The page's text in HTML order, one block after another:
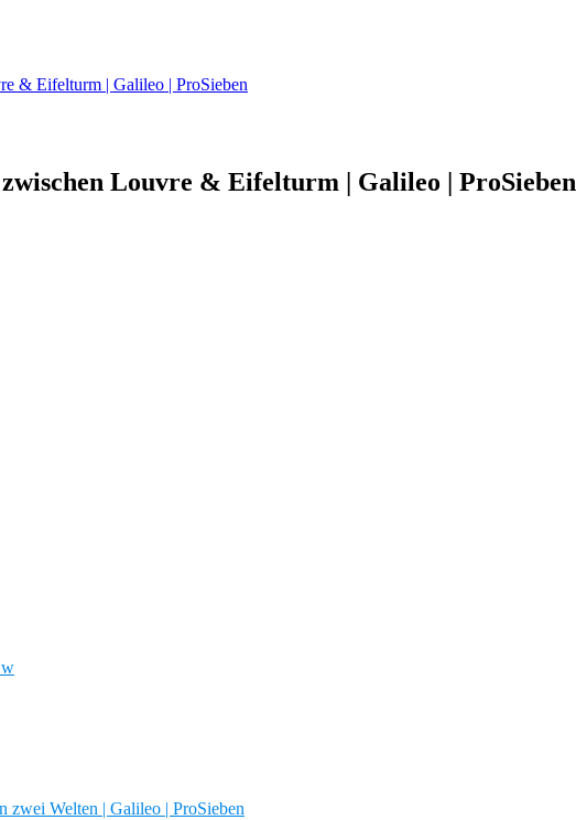
& Eifelturm | Galileo | ProSieben
Louvre & Eifelturm | Galileo | ProSieben
zwei Welten | Galileo | ProSieben